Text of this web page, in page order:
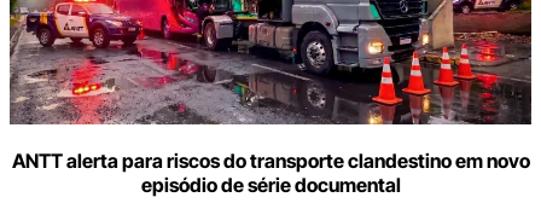
ANTT alerta para riscos do transporte clandestino em novo
episódio de série documental